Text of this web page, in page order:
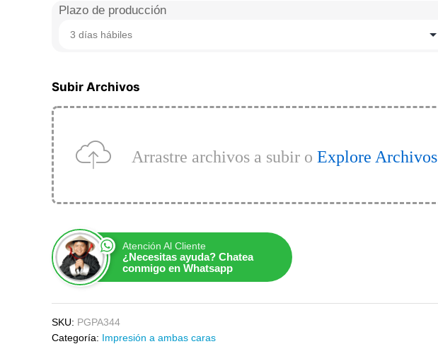
Plazo de producción
3 días hábiles
Subir Archivos
Arrastre archivos a subir o Explore Archivos
Atención Al Cliente
¿Necesitas ayuda? Chatea
conmigo en Whatsapp
SKU: PGPA344
Categoría: Impresión a ambas caras